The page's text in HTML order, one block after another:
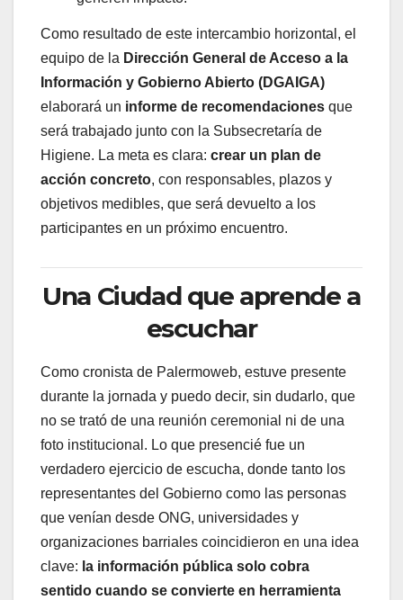
Como resultado de este intercambio horizontal, el
equipo de la Dirección General de Acceso a la
Información y Gobierno Abierto (DGAIGA)
elaborará un informe de recomendaciones que
será trabajado junto con la Subsecretaría de
Higiene. La meta es clara: crear un plan de
acción concreto, con responsables, plazos y
objetivos medibles, que será devuelto a los
participantes en un próximo encuentro.
Una Ciudad que aprende a
escuchar
Como cronista de Palermoweb, estuve presente
durante la jornada y puedo decir, sin dudarlo, que
no se trató de una reunión ceremonial ni de una
foto institucional. Lo que presencié fue un
verdadero ejercicio de escucha, donde tanto los
representantes del Gobierno como las personas
que venían desde ONG, universidades y
organizaciones barriales coincidieron en una idea
clave: la información pública solo cobra
sentido cuando se convierte en herramienta